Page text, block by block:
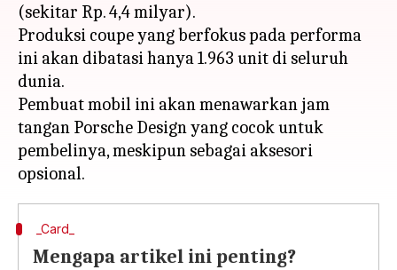
(sekitar Rp. 4,4 milyar).
Produksi coupe yang berfokus pada performa
ini akan dibatasi hanya 1.963 unit di seluruh
dunia.
Pembuat mobil ini akan menawarkan jam
tangan Porsche Design yang cocok untuk
pembelinya, meskipun sebagai aksesori
_Card_
Mengapa artikel ini penting?